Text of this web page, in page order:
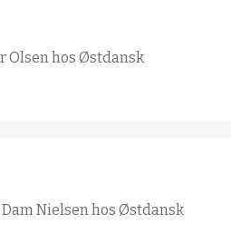
Olsen hos Østdansk
Nielsen hos Østdansk